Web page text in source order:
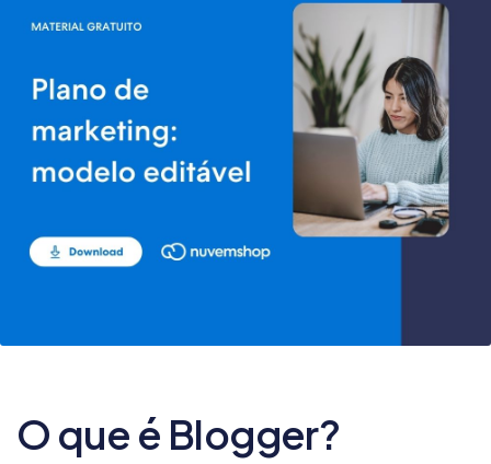
O que é Blogger?